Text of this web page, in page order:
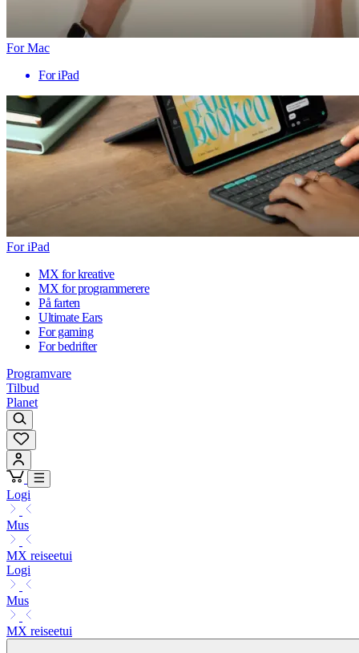
For Mac
For iPad
For iPad
MX for kreative
MX for programmerere
På farten
Ultimate Ears
For gaming
For bedrifter
Programvare
Tilbud
Planet
Logi
Mus
MX reiseetui
Logi
Mus
MX reiseetui